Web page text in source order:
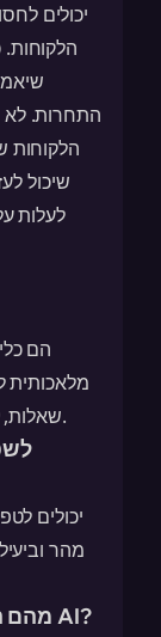
יכולים
התחרות.
הלקוחות
לעלות
מלאכותית
שאלות, לעזור בבעיות ולספק מידע באופן אוטומטי.
מהם היתרונות של שימוש בתוכנות צ’אט AI?